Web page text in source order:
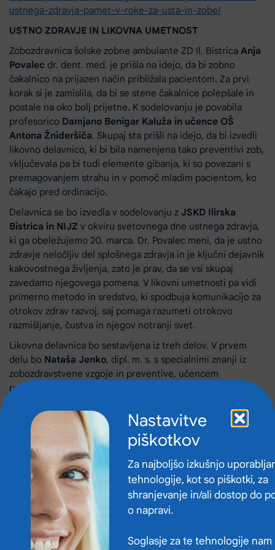
Nastavitve
piškotkov
Za najboljšo izkušnjo
tehnologije, kot so piškotki, za
shranjevanje in/ali dostop do
o napravi.
Soglasje za te tehnologije nam
ustnega-zdravja-pamet-v-roke-za-usta-in-zobe/
USTNO ZDRAVJE IN LIKOVNA UMETNOST
Zobozdravnica šolske zobne ambulante ZD Il. Bistrica Anja
Povalec dr. dent. med. je prišla na idejo, da bi zobno
čakalnico na prijazen način približala pacientom. Za prvi
korak si je zamislila, da bi se stene čakalnice polepšale in
postale na oko bolj prijetne. K sodelovanju je povabila
profesorico Damjano Benigar Kaluža in učence OŠ
Antona Žnideršiča. Skupaj sta prišli na idejo, da bi izvedli
likovno delavnico, ki bi bila namenjena tako preventivi zob,
vključevala pa bi tudi elemente gibanja, ki so povezani s
premagovanjem strahu in v pomoč mladim pacientom, ko
čakajo pred ordinacijo.
Delavnica se bo izvedla v sodelovanju z JSKD Ilirska
Bistrica in NIJZ v okviru svetovnega dne ustnega zdravja,
ki ga obeležujemo 20. marca. Dr. Povalec meni, da je ustno
zdravje neločljiv del splošnega zdravja in je ključni dejavnik
kakovostnega življenja, zato je prav, da se vsi skupaj
zavedamo njegovega pomena. V likovni umetnosti pa vidi
primerno metodo in sredstvo, ki spodbuja komunikacijo za
otrokov zdrav razvoj, saj pomaga razumeti otrokovo
razmišljanje, čustva in njegov notranji svet.
Likovna delavnica bo sestavljena iz treh delov. V prvem
delu bo Nataša Jenko, dipl. m. s. s specialnimi znanji iz
zobozdravstvene vzgoje in preventive, učencem
predstavila pomen ustnega zdravja in ključno vlogo lastne
V drugem delu se bodo učenci seznanili s tehnikami
sproščanja in dihanja, ki so ključnega pomena v trenutkih,
ko je človeka strah. Ponavadi se strah pojavi pred vrati
zobozdravstvene ordinacije. V nadaljevanju pa se bodo
učenci likovno izražali in ustvarjali motive povezane z
ustnim zdravjem. Obe delavnici bo izvajala Damjana
Benigar Kaluža.
Izbrani likovni izdelki bodo razstavljeni v
ambulante ZD Ilirska Bistricain bodo predstavljali